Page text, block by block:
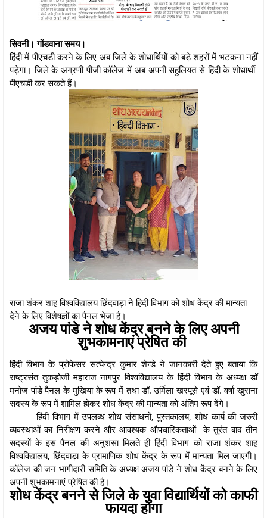
सिवनी। गोंडवाना समय।
हिंदी में पीएचडी करने के लिए अब जिले के शोधार्थियों को बड़े शहरों में भटकना नहीं
पड़ेगा। जिले के अग्रणी पीजी कॉलेज में अब अपनी सहूलियत से हिंदी के शोधार्थी
पीएचडी कर सकते हैं।
राजा शंकर शाह विश्वविद्यालय छिंदवाड़ा ने हिंदी विभाग को शोध केंद्र की मान्यता
देने के लिए विशेषज्ञों का पैनल भेजा है।
अजय पांडे ने शोध केंद्र बनने के लिए अपनी
शुभकामनाएं प्रेषित की
हिंदी विभाग के प्रोफेसर सत्येन्द्र कुमार शेन्डे ने जानकारी देते हुए बताया कि
राष्ट्रसंत तुकड़ोजी महाराज नागपुर विश्वविद्यालय के हिंदी विभाग के अध्यक्ष डॉ
मनोज पांडे पैनल के मुखिया के रूप में तथा डॉ. उर्मिला खरपूसे एवं डॉ. वर्षा खुराना
सदस्य के रूप में शामिल होकर शोध केंद्र की मान्यता को अंतिम रूप देंगे।
हिंदी विभाग में उपलब्ध शोध संसाधनों, पुस्तकालय, शोध कार्य की जरुरी
व्यवस्थाओं का निरीक्षण करने और आवश्यक औपचारिकताओं के तुरंत बाद तीन
सदस्यों के इस पैनल की अनुशंसा मिलते ही हिंदी विभाग को राजा शंकर शाह
विश्वविद्यालय, छिंदवाड़ा के प्रामाणिक शोध केंद्र के रूप में मान्यता मिल जाएगी।
कॉलेज की जन भागीदारी समिति के अध्यक्ष अजय पांडे ने शोध केंद्र बनने के लिए
अपनी शुभकामनाएं प्रेषित की है।
शोध केंद्र बनने से जिले के युवा विद्यार्थियों को काफी
फायदा होगा